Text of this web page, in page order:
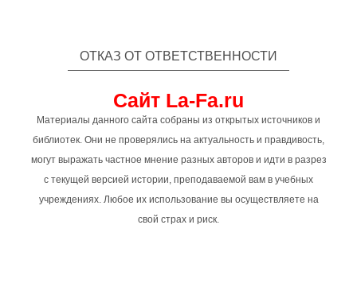
ОТКАЗ ОТ ОТВЕТСТВЕННОСТИ
Сайт La-Fa.ru
Материалы данного сайта собраны из открытых источников и
библиотек. Они не проверялись на актуальность и правдивость,
могут выражать частное мнение разных авторов и идти в разрез
с текущей версией истории, преподаваемой вам в учебных
учреждениях. Любое их использование вы осуществляете на
свой страх и риск.